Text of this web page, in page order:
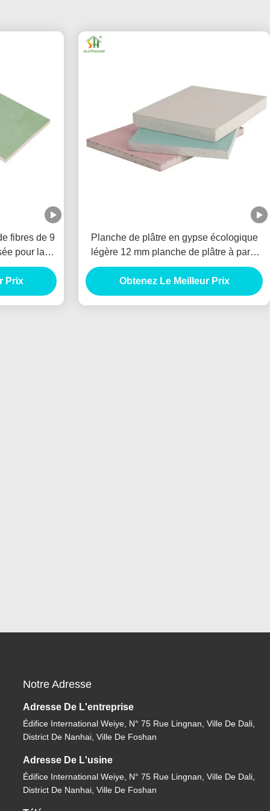
fibres de 9
pour la
Prix
Planche de plâtre en gypse écologique
légère 12 mm planche de plâtre à paroi
sèche
Obtenez Le Meilleur Prix
Notre Adresse
Adresse De L'entreprise
Édifice International Weiye, N° 75 Rue Lingnan, Ville De Dali,
District De Nanhai, Ville De Foshan
Adresse De L'usine
Édifice International Weiye, N° 75 Rue Lingnan, Ville De Dali,
District De Nanhai, Ville De Foshan